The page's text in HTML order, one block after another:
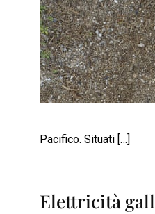
Pacifico. Situati […]
Elettricità